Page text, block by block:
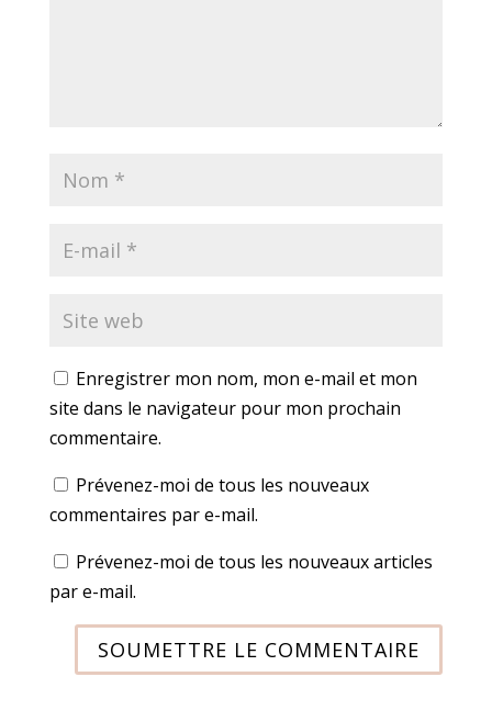
Enregistrer mon nom, mon e-mail et mon
site dans le navigateur pour mon prochain
commentaire.
Prévenez-moi de tous les nouveaux
commentaires par e-mail.
Prévenez-moi de tous les nouveaux articles
par e-mail.
SOUMETTRE LE COMMENTAIRE